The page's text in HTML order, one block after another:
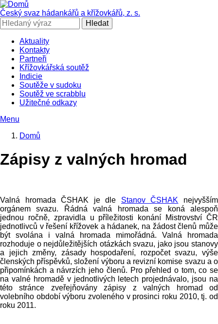
Přejít
k
hlavnímu
obsahu
Český svaz hádankářů a křížovkářů, z. s.
Hledat
SČHAK
Aktuality
Kontakty
Partneři
Křížovkářská soutěž
Indicie
Soutěže v sudoku
Soutěž ve scrabblu
Užitečné odkazy
Menu
navigace
Domů
Zápisy z valných hromad
Valná hromada ČSHAK je dle Stanov ČSHAK nejvyšším
orgánem svazu. Řádná valná hromada se koná alespoň
jednou ročně, zpravidla u příležitosti konání Mistrovství ČR
jednotlivců v řešení křížovek a hádanek, na žádost členů může
být svolána i valná hromada mimořádná. Valná hromada
rozhoduje o nejdůležitějších otázkách svazu, jako jsou stanovy
a jejich změny, zásady hospodaření, rozpočet svazu, výše
členských příspěvků, složení výboru a revizní komise svazu a o
připomínkách a návrzích jeho členů. Pro přehled o tom, co se
na valné hromadě v jednotlivých letech projednávalo, jsou na
této stránce zveřejňovány zápisy z valných hromad od
volebního období výboru zvoleného v prosinci roku 2010, tj. od
roku 2011.